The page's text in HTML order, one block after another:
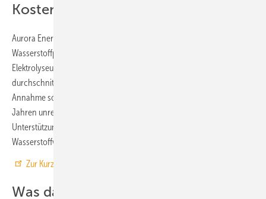
Kostenannahmen machbar
Aurora Energy Research hat auch modelliert, was zum Erreichen von
Wasserstoffproduktionskosten von 2 Euro/kg nötig wäre: Bei einer
Elektrolyseur-Auslastung von 50 % bräuchte es dafür
durchschnittliche Stromkosten von 10 Euro/MWh (1 Ct/kWh) – die
Annahme so niedriger Stromkosten ist jedoch in den kommenden
Jahren unrealistisch. Somit braucht es in den 2020er-Jahren gezielte
Unterstützung durch die Regierungen, um den Aufbau einer grünen
Wasserstoffwirtschaft zu fördern und die Kosten zu senken.
Zur Kurzfassung der Studie
Was das für den Wärmemarkt